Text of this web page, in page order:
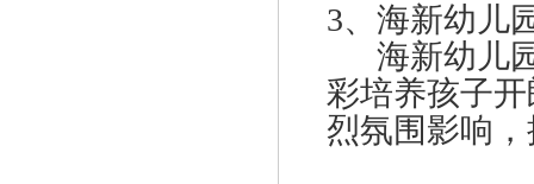
3、海新幼儿
海新幼儿园
彩培养孩子
烈氛围影响